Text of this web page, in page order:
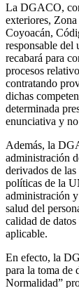
La DGACO,
exteriores,
Coyoacán,
responsable del
recabará para
procesos
contratando
dichas
determinada
enunciativa y
Además, la
administración
derivados de
políticas de la
administración
salud del
calidad de
aplicable.
En efecto, la
para la toma de
Normalidad”